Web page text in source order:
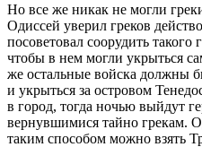
Но все же никак не могли
Одиссей уверил греков
посоветовал соорудить такого
чтобы в нем могли укрыться
же остальные войска должны
и укрыться за островом
в город, тогда ночью выйдут
вернувшимися тайно грекам.
таким способом можно взять